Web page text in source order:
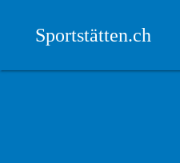
Sportstätten.ch